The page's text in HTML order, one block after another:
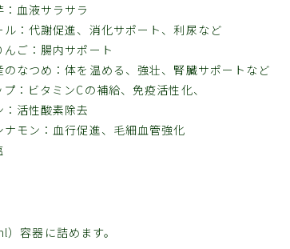
：血液サラサラ
ル：代謝促進、消化サポート、利尿など
んご：腸内サポート
のなつめ：体を温める、強壮、腎臓サポートなど
プ：ビタミンCの補給、免疫活性化、
：活性酸素除去
ナモン：血行促進、毛細血管強化
容器に詰めます。